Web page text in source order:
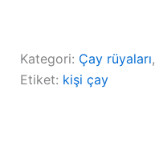
Kategori: Çay rüyaları,
Etiket: kişi çay